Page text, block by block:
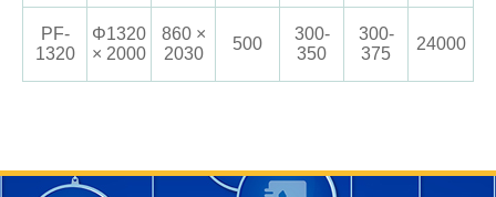
PF-
1320
Φ1320
× 2000
860 ×
2030
500
300-
350
300-
375
24000